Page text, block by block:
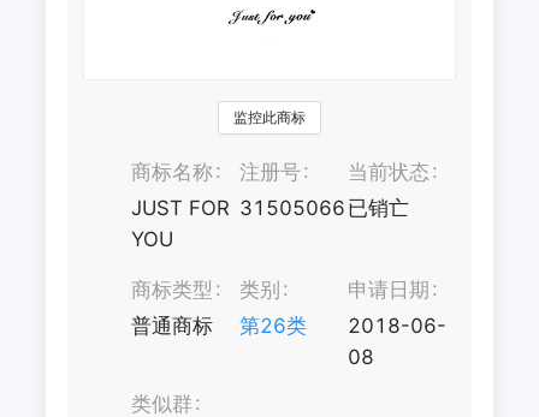
监控此商标
商标名称
JUST FOR
YOU
注册号
31505066
当前状态
已销亡
商标类型
普通商标
类别
第26类
申请日期
2018-06-
08
类似群